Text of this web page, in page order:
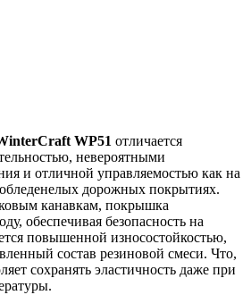
WP51 отличается
невероятными
и отличной управляемостью как на
дорожных покрытиях.
канавкам, покрышка
обеспечивая безопасность на
повышенной износостойкостью,
состав резиновой смеси. Что,
сохранять эластичность даже при